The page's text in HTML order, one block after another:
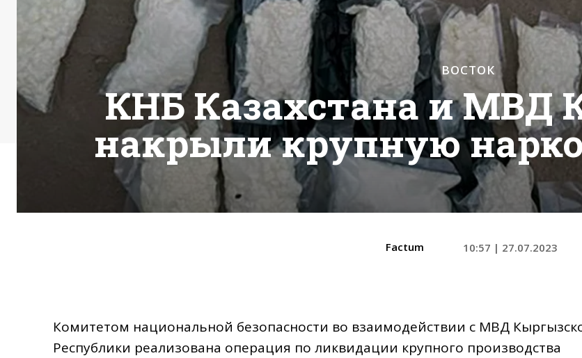
ВОСТОК
КНБ Казахстана и МВД
накрыли крупную
Factum 10:57 | 27.07.2023
Комитетом национальной безопаcности во взаимодействии с МВД
Республики реализована операция по ликвидации крупного производства